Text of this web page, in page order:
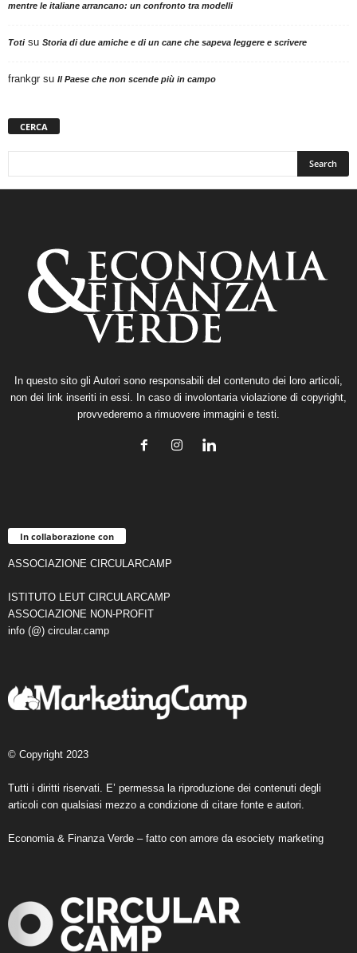
mentre le italiane arrancano: un confronto tra modelli
Totisu Storia di due amiche e di un cane che sapeva leggere e scrivere
frankgr su Il Paese che non scende più in campo
CERCA
In questo sito gli Autori sono responsabili del contenuto dei loro articoli,
non dei link inseriti in essi. In caso di involontaria violazione di copyright,
provvederemo a rimuovere immagini e testi.
In collaborazione con
ASSOCIAZIONE CIRCULARCAMP
ISTITUTO LEUT CIRCULARCAMP
ASSOCIAZIONE NON-PROFIT
info (@) circular.camp
© Copyright 2023
Tutti i diritti riservati. E’ permessa la riproduzione dei contenuti degli
articoli con qualsiasi mezzo a condizione di citare fonte e autori.
Economia & Finanza Verde – fatto con amore da esociety marketing